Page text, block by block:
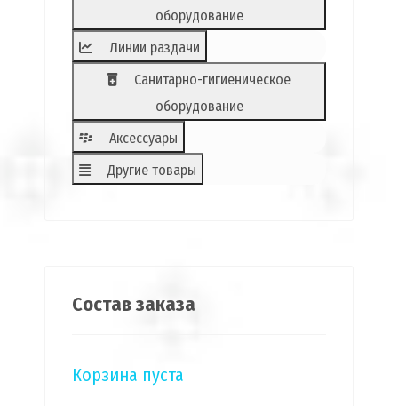
оборудование
Линии раздачи
Санитарно-гигиеническое
оборудование
Аксессуары
Другие товары
Состав заказа
Корзина пуста